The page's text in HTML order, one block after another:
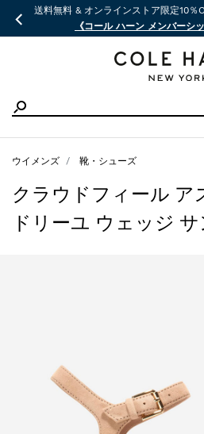
送料無料 & オンラインストア限定10％
《コール ハーン メンバーシ
ウイメンズ 靴・シューズ
クラウドフィール ア
ドリーユ ウェッジ